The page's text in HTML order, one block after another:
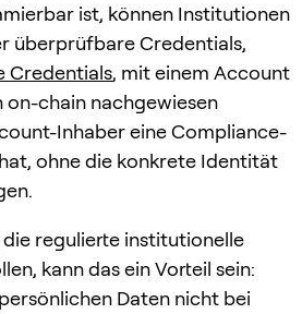
ist, können Institutionen
überprüfbare Credentials,
Credentials, mit einem Account
on-chain nachgewiesen
Inhaber eine Compliance-
ohne die konkrete Identität
regulierte institutionelle
kann das ein Vorteil sein:
Daten nicht bei